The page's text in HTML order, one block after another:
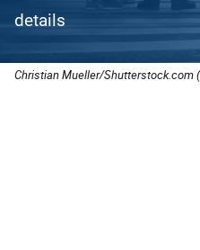
details
Christian Mueller/Shutterstock.com (